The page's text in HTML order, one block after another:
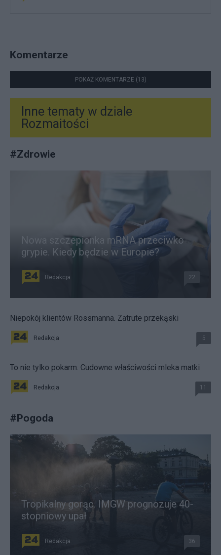
Komentarze
POKAŻ KOMENTARZE (13)
Inne tematy w dziale
Rozmaitości
#Zdrowie
Nowa szczepionka mRNA przeciwko
grypie. Kiedy będzie w Europie?
Redakcja 22
Niepokój klientów Rossmanna. Zatrute przekąski
Redakcja 5
To nie tylko pokarm. Cudowne właściwości mleka matki
Redakcja 11
#Pogoda
Tropikalny gorąc. IMGW prognozuje 40-
stopniowy upał
Redakcja 36